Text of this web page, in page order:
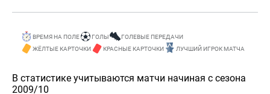
ВРЕМЯ НА ПОЛЕ ГОЛЫ
ГОЛЕВЫЕ ПЕРЕДАЧИ
ЖЁЛТЫЕ КАРТОЧКИ
КРАСНЫЕ КАРТОЧКИ ЛУЧШИЙ ИГРОК МАТЧА
В статистике учитываются матчи начиная с сезона
2009/10